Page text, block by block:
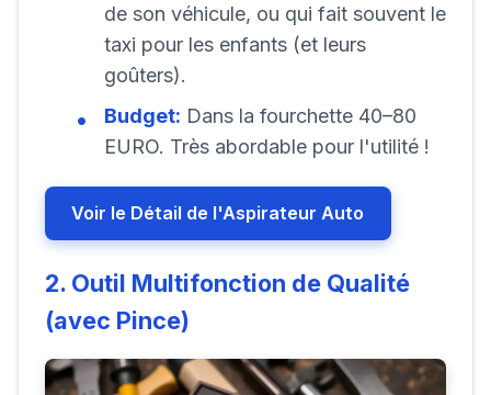
de son véhicule, ou qui fait souvent le
taxi pour les enfants (et leurs
goûters).
Budget: Dans la fourchette 40–80
EURO. Très abordable pour l'utilité !
Voir le Détail de l'Aspirateur Auto
2. Outil Multifonction de Qualité
(avec Pince)